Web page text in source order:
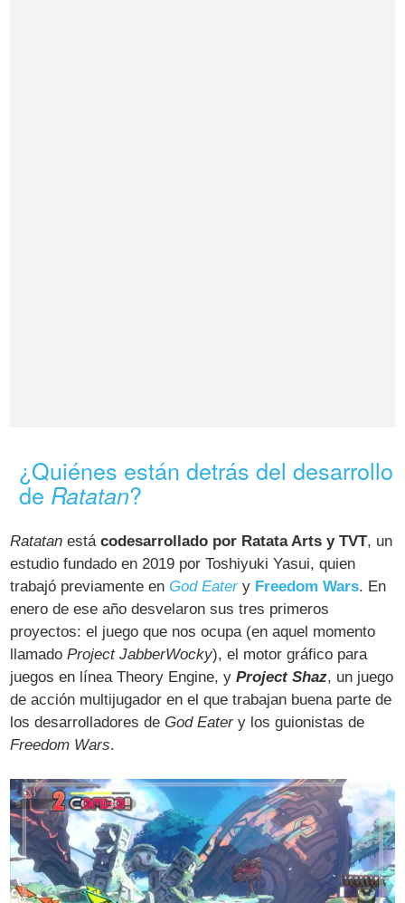
¿Quiénes están detrás del desarrollo
de Ratatan?
Ratatan estácodesarrollado por Ratata Arts y TVT, un
estudio fundado en 2019 por Toshiyuki Yasui, quien
trabajó previamente enGod Eatery Freedom Wars. En
enero de ese año desvelaron sus tres primeros
proyectos: el juego que nos ocupa (en aquel momento
llamadoProject JabberWocky), el motor gráfico para
juegos en línea Theory Engine, yProject Shaz, un juego
de acción multijugador en el que trabajan buena parte de
los desarrolladores deGod Eatery los guionistas de
Freedom Wars.